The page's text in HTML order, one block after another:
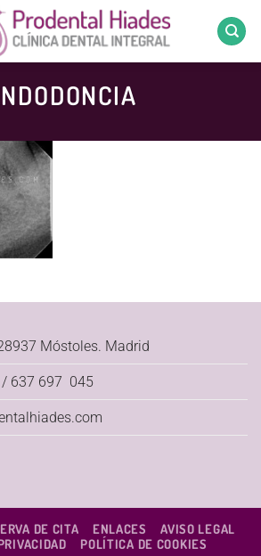
Móstoles. Madrid
637 697 045
DE CITA ENLACES
AVISO LEGAL
POLÍTICA DE COOKIES